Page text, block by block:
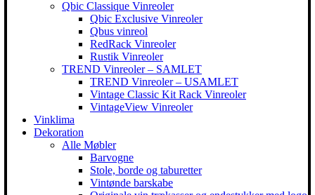
Qbic Classique Vinreoler
Qbic Exclusive Vinreoler
Qbus vinreol
RedRack Vinreoler
Rustik Vinreoler
TREND Vinreoler – SAMLET
TREND Vinreoler – USAMLET
Vintage Classic Kit Rack Vinreoler
VintageView Vinreoler
Vinklima
Dekoration
Alle Møbler
Barvogne
Stole, borde og taburetter
Vintønde barskabe